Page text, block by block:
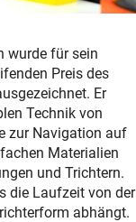
wurde für sein
Preis des
Er
Technik von
zur Navigation auf
Materialien
und Trichtern.
die Laufzeit von der
abhängt.